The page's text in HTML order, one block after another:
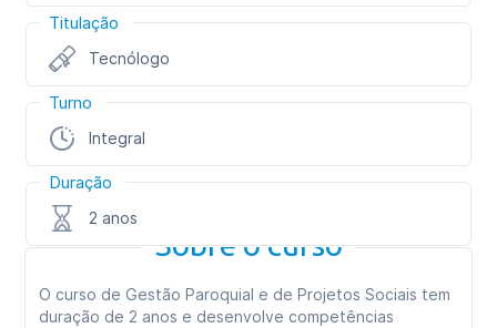
Titulação
Tecnólogo
Turno
Integral
Duração
2 anos
Sobre o curso
O curso de Gestão Paroquial e de Projetos Sociais tem
duração de 2 anos e desenvolve competências